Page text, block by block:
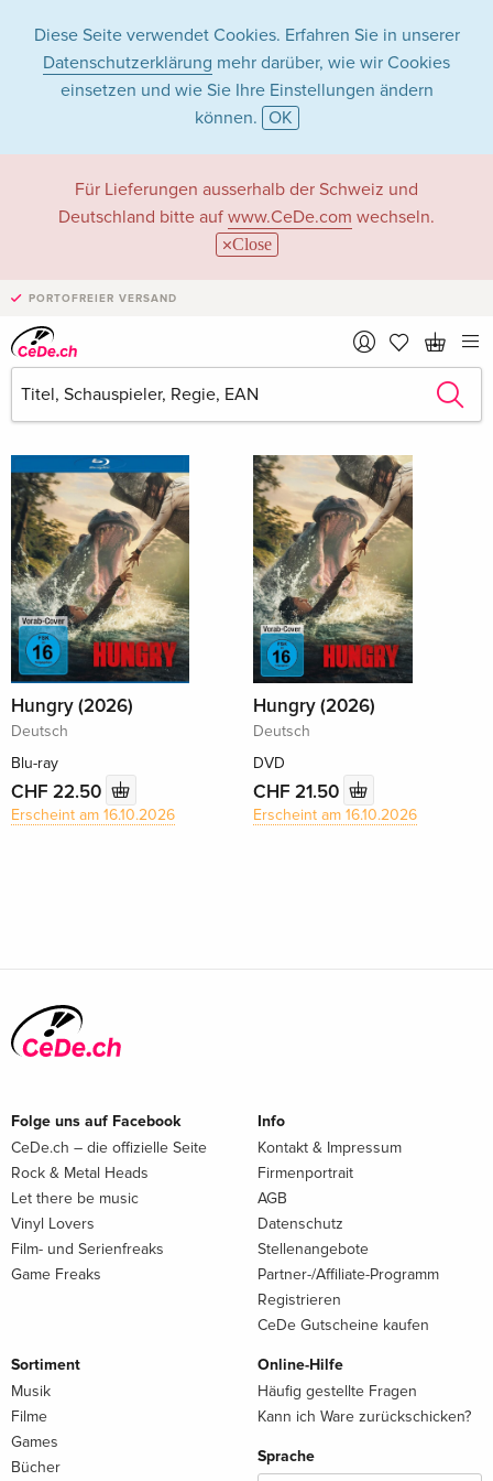
Diese Seite verwendet Cookies. Erfahren Sie in unserer
Datenschutzerklärung mehr darüber, wie wir Cookies
einsetzen und wie Sie Ihre Einstellungen ändern
können. OK
Für Lieferungen ausserhalb der Schweiz und
Deutschland bitte auf www.CeDe.com wechseln.
Close
PORTOFREIER VERSAND
James Nunn in
Filme - Alle Formate
James Nunn als Regisseur/in
Alle 47 Treffer anzeigen
Hungry (2026)
Deutsch
Blu-ray
CHF 22.50
Erscheint am 16.10.2026
Hungry (2026)
Deutsch
DVD
CHF 21.50
Erscheint am 16.10.2026
Folge uns auf Facebook
CeDe.ch – die offizielle Seite
Rock & Metal Heads
Let there be music
Vinyl Lovers
Film- und Serienfreaks
Game Freaks
Info
Kontakt & Impressum
Firmenportrait
AGB
Datenschutz
Stellenangebote
Partner-/Affiliate-Programm
Registrieren
CeDe Gutscheine kaufen
Sortiment
Musik
Filme
Games
Bücher
Online-Hilfe
Häufig gestellte Fragen
Kann ich Ware zurückschicken?
Sprache